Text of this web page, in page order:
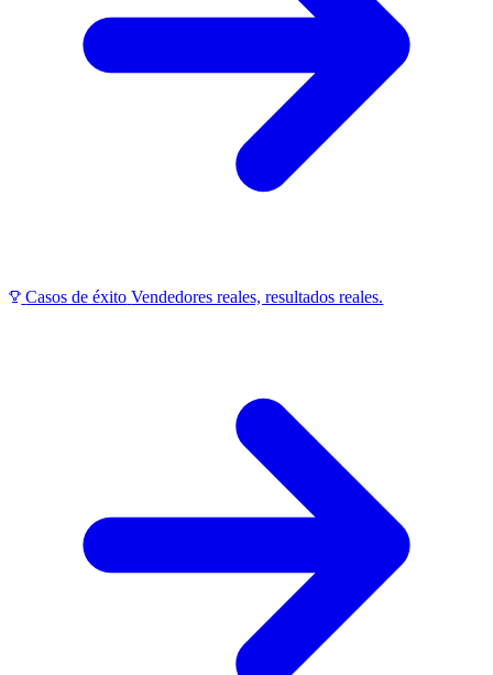
Casos de éxito Vendedores reales, resultados reales.